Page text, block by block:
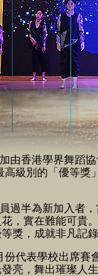
由香港學界舞蹈
高級別的「優等獎
過半為新加入者
，實在難能可貴
獎，成就非凡記錄
份代表學校出席賽
亮，舞出璀璨人生